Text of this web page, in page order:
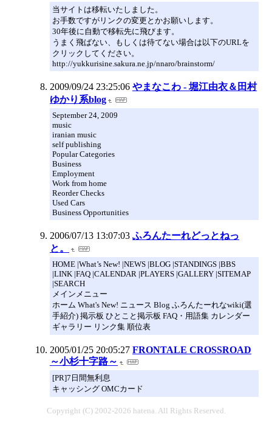
当サイトは移転いたしました。
お手数ですがリンクの変更とかお願いします。
30年後に自動で移転先に飛びます。
うまく飛ばない、もしくは待てない場合は以下のURLを
クリックしてください。
http://yukkurisine.sakura.ne.jp/nnaro/brainstorm/
2009/09/24 23:25:06 やまなこわ - 堀江由衣＆田村
ゆかり系blog
September 24, 2009
music
iranian music
self publishing
Popular Categories
Business
Employment
Work from home
Reorder Checks
Used Cars
Business Opportunities
2006/07/13 13:07:03 ふろんたーれどっとねっ
と。
HOME |What’s New! |NEWS |BLOG |STANDINGS |BBS
|LINK |FAQ |CALENDAR |PLAYERS |GALLERY |SITEMAP
|SEARCH
メインメニュー
ホーム What's New! ニュース Blog ふろんたーれなwiki(選
手紹介) 掲示板 ひとこと掲示板 FAQ・用語集 カレンダー
ギャラリー リンク集 順位表
2005/01/25 20:05:27 FRONTALE CROSSROAD
～小杉十字路～
[PR]7日間無利息
キャッシング OMCカード
Copyright (C) 2002-2026 hatena. All Rights Reserved.